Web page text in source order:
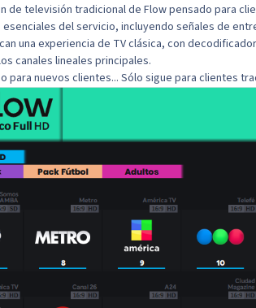
de televisión tradicional de Flow pensado para
del servicio, incluyendo señales de
una experiencia de TV clásica, con
canales lineales principales.
para nuevos clientes... Sólo sigue para clientes